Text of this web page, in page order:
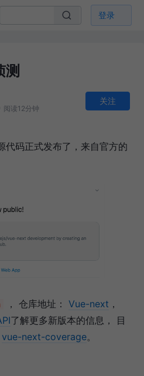
登录
测
阅读12分钟
关注
代码正式发布了，来自官方的
， 仓库地址：Vue-next ，
了解更多新版本的信息， 目
vue-next-coverage。